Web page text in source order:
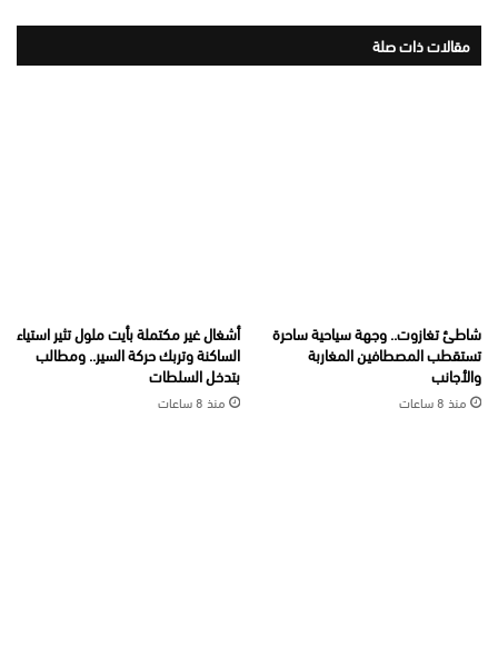
مقالات ذات صلة
شاطئ تغازوت.. وجهة سياحية ساحرة
تستقطب المصطافين المغاربة
والأجانب
منذ 8 ساعات
أشغال غير مكتملة بأيت ملول تثير استياء
الساكنة وتربك حركة السير.. ومطالب
بتدخل السلطات
منذ 8 ساعات